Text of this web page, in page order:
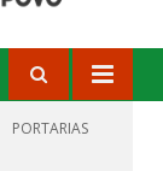
PORTARIAS